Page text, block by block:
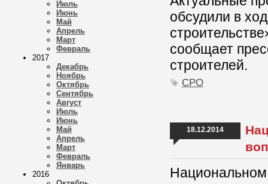
Июль
Июнь
Май
Апрель
Март
Февраль
2017
Декабрь
Ноябрь
Октябрь
Сентябрь
Август
Июль
Июнь
Май
Апрель
Март
Февраль
Январь
2016
обсудили в
сообщает
строителей.
СРО
18.12.2014